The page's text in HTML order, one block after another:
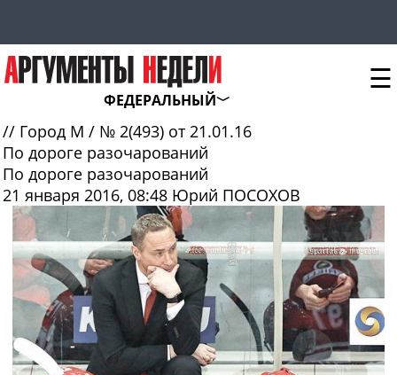
ФЕДЕРАЛЬНЫЙ
☰
// Город М / № 2(493) от 21.01.16
По дороге разочарований
По дороге разочарований
21 января 2016, 08:48 Юрий ПОСОХОВ